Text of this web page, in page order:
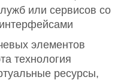
или сервисов со
элементов
технология
ресурсы,